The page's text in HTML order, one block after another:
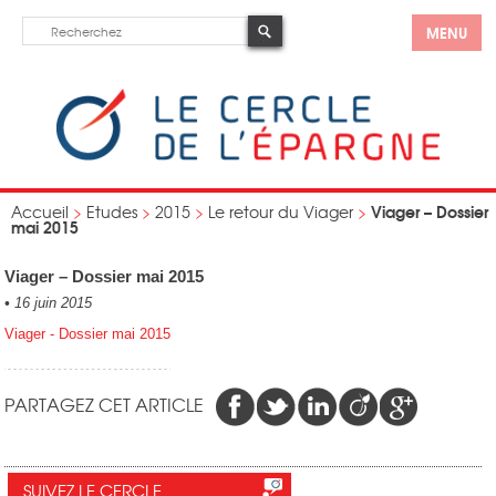
MENU
Accueil > Etudes > 2015 > Le retour du Viager > Viager – Dossier
mai 2015
Viager – Dossier mai 2015
• 16 juin 2015
Viager - Dossier mai 2015
PARTAGEZ CET ARTICLE
SUIVEZ LE CERCLE